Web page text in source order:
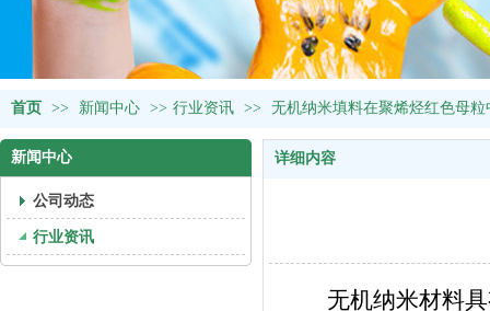
首页 >> 新闻中心 >> 行业资讯 >> 无机纳米填料在聚烯烃红色母
新闻中心
公司动态
行业资讯
详细内容
无机纳米材料